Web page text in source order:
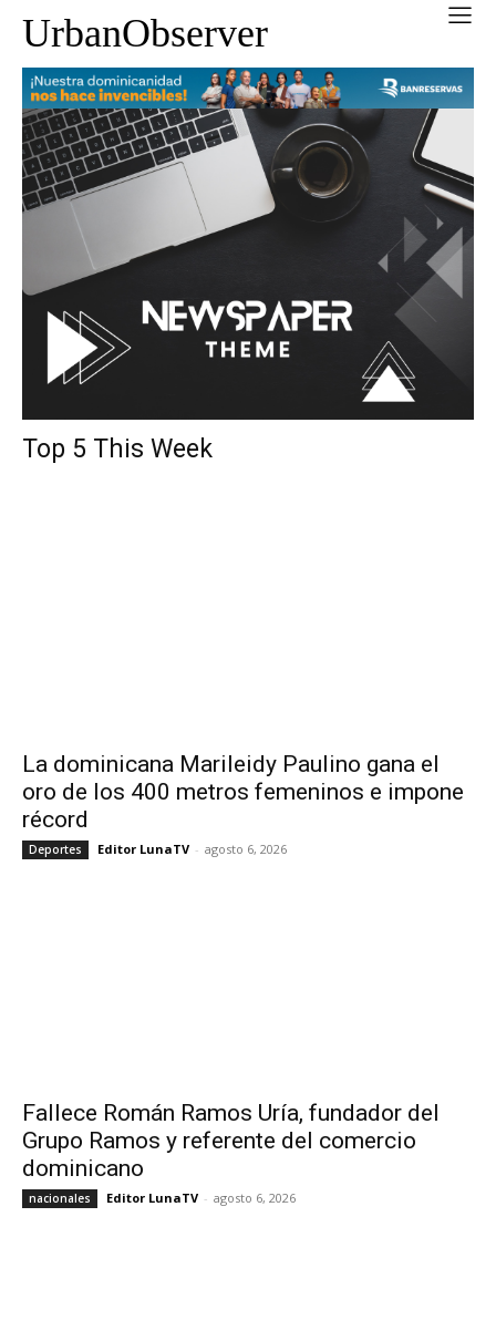
UrbanObserver
Top 5 This Week
La dominicana Marileidy Paulino gana el
oro de los 400 metros femeninos e impone
récord
Deportes Editor LunaTV - agosto 6, 2026
Fallece Román Ramos Uría, fundador del
Grupo Ramos y referente del comercio
dominicano
nacionales Editor LunaTV - agosto 6, 2026